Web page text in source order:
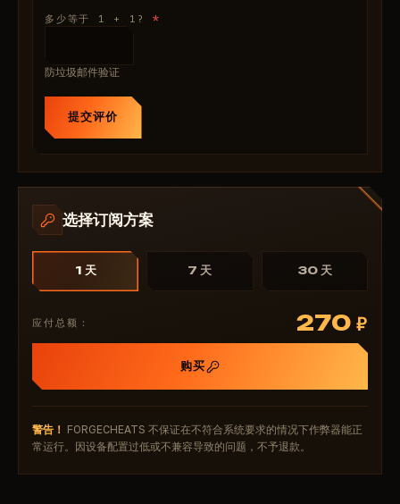
多少等于 1 + 1?*
防垃圾邮件验证
提交评价
选择订阅方案
1 天 7 天 30 天
应付总额： 270 ₽
购买
警告！ FORGECHEATS 不保证在不符合系统要求的情况下作弊器能正
常运行。因设备配置过低或不兼容导致的问题，不予退款。